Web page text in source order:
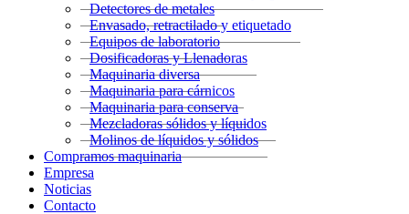
Detectores de metales
Envasado, retractilado y etiquetado
Equipos de laboratorio
Dosificadoras y Llenadoras
Maquinaria diversa
Maquinaria para cárnicos
Maquinaria para conserva
Mezcladoras sólidos y líquidos
Molinos de líquidos y sólidos
Compramos maquinaria
Empresa
Noticias
Contacto